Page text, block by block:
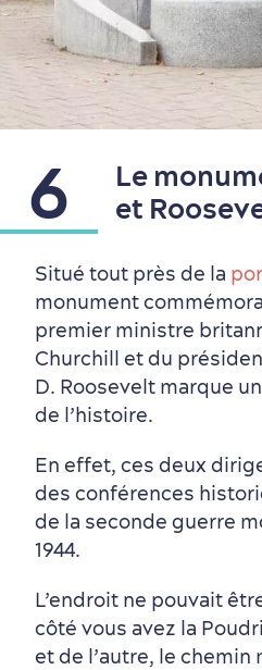
Nature à proximité
6
Le
et
Situé tout près de la
monument
premier ministre
Churchill et du
D. Roosevelt marque
de l’histoire.
En effet, ces deux
des conférences
de la seconde guerre
1944.
L’endroit ne pouvait
côté vous avez la
et de l’autre, le chemin